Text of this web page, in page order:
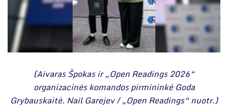
(Aivaras Špokas ir „Open Readings 2026“
organizacinės komandos pirmininkė Goda
Grybauskaitė. Nail Garejev / „Open Readings“ nuotr.)